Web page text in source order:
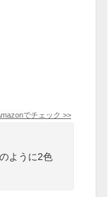
でチェック >>
ように2色